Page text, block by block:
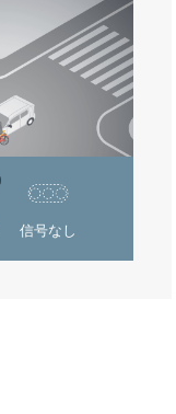
信号なし